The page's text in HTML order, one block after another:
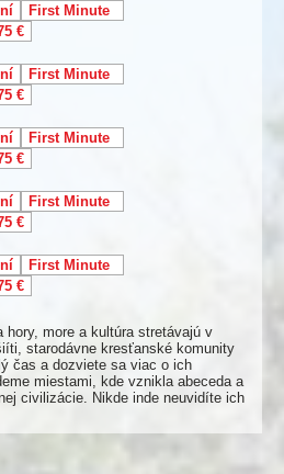
First Minute
€
First Minute
€
First Minute
€
First Minute
€
First Minute
€
hory, more a kultúra stretávajú v
starodávne kresťanské komunity
čas a dozviete sa viac o ich
miestami, kde vznikla abeceda a
civilizácie. Nikde inde neuvidíte ich